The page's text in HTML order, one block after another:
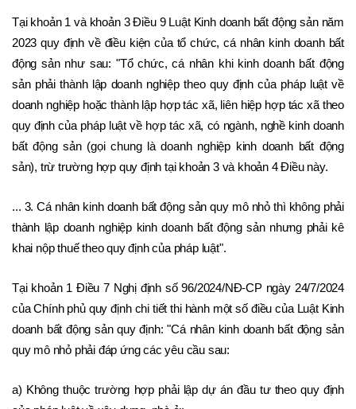
Tại khoản 1 và khoản 3 Điều 9 Luật Kinh doanh bất động sản năm
2023 quy định về điều kiện của tổ chức, cá nhân kinh doanh bất
động sản như sau: "Tổ chức, cá nhân khi kinh doanh bất động
sản phải thành lập doanh nghiệp theo quy định của pháp luật về
doanh nghiệp hoặc thành lập hợp tác xã, liên hiệp hợp tác xã theo
quy định của pháp luật về hợp tác xã, có ngành, nghề kinh doanh
bất động sản (gọi chung là doanh nghiệp kinh doanh bất động
sản), trừ trường hợp quy định tại khoản 3 và khoản 4 Điều này.
... 3. Cá nhân kinh doanh bất động sản quy mô nhỏ thì không phải
thành lập doanh nghiệp kinh doanh bất động sản nhưng phải kê
khai nộp thuế theo quy định của pháp luật".
Tại khoản 1 Điều 7 Nghị định số 96/2024/NĐ-CP ngày 24/7/2024
của Chính phủ quy định chi tiết thi hành một số điều của Luật Kinh
doanh bất động sản quy định: "Cá nhân kinh doanh bất động sản
quy mô nhỏ phải đáp ứng các yêu cầu sau:
a) Không thuộc trường hợp phải lập dự án đầu tư theo quy định